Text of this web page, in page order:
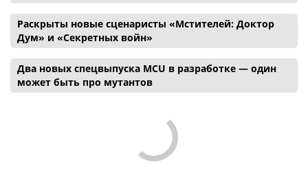
Раскрыты новые сценаристы «Мстителей: Доктор
Дум» и «Секретных войн»
Два новых спецвыпуска MCU в разработке — один
может быть про мутантов